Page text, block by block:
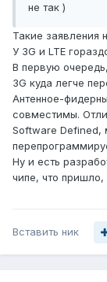
не так )
Такие заявления
У 3G и LTE
В первую
3G куда легче
Антенное-
совместимы.
Software Defined,
Ну и есть
чипе, что
Вставить ник